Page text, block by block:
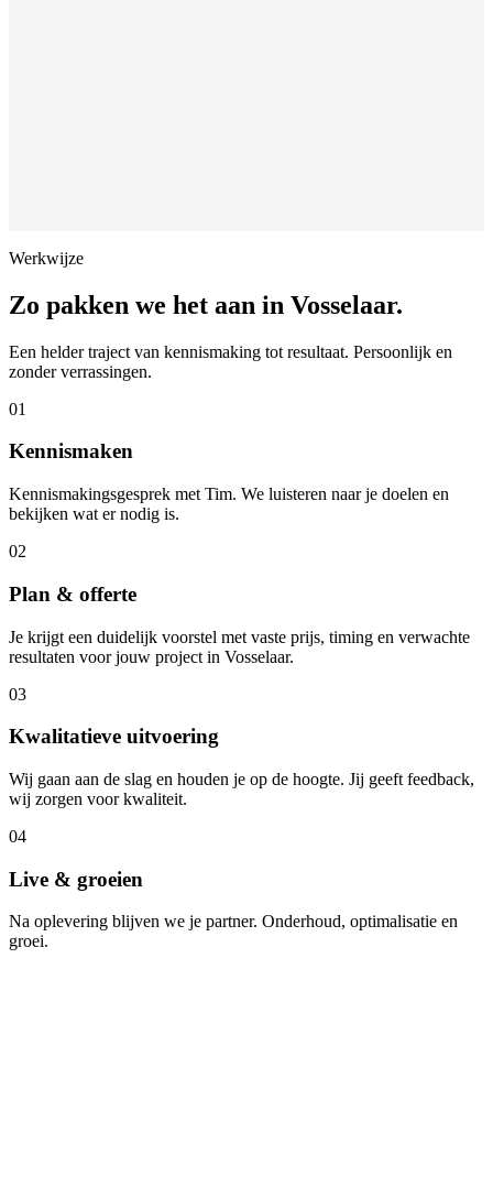
Werkwijze
Zo pakken we het aan in Vosselaar.
Een helder traject van kennismaking tot resultaat. Persoonlijk en
zonder verrassingen.
01
Kennismaken
Kennismakingsgesprek met Tim. We luisteren naar je doelen en
bekijken wat er nodig is.
02
Plan & offerte
Je krijgt een duidelijk voorstel met vaste prijs, timing en verwachte
resultaten voor jouw project in Vosselaar.
03
Kwalitatieve uitvoering
Wij gaan aan de slag en houden je op de hoogte. Jij geeft feedback,
wij zorgen voor kwaliteit.
04
Live & groeien
Na oplevering blijven we je partner. Onderhoud, optimalisatie en
groei.